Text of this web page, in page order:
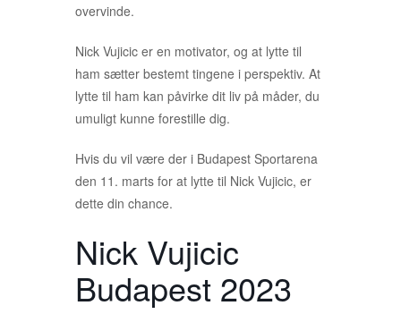
overvinde.
Nick Vujicic er en motivator, og at lytte til
ham sætter bestemt tingene i perspektiv. At
lytte til ham kan påvirke dit liv på måder, du
umuligt kunne forestille dig.
Hvis du vil være der i Budapest Sportarena
den 11. marts for at lytte til Nick Vujicic, er
dette din chance.
Nick Vujicic
Budapest 2023